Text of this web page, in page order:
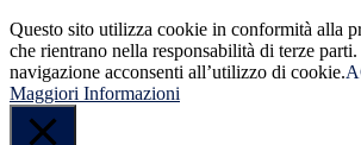
Questo sito utilizza cookie in conformità alla
che rientrano nella responsabilità di terze
navigazione acconsenti all’utilizzo di cookie.
Maggiori Informazioni